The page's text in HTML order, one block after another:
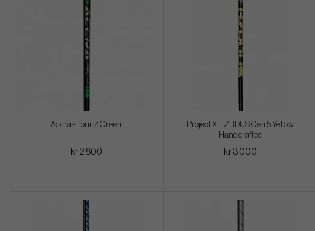
Accra - Tour Z Green
kr 2 800
Project X HZRDUS Gen 5 Yellow
Handcrafted
kr 3 000